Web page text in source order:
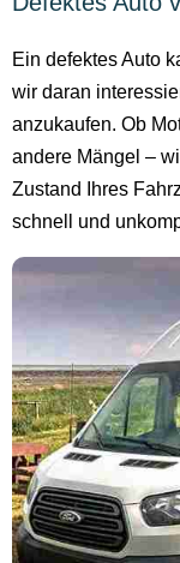
Ein defektes Auto
wir daran
anzukaufen. Ob
andere Mängel –
Zustand Ihres
schnell und